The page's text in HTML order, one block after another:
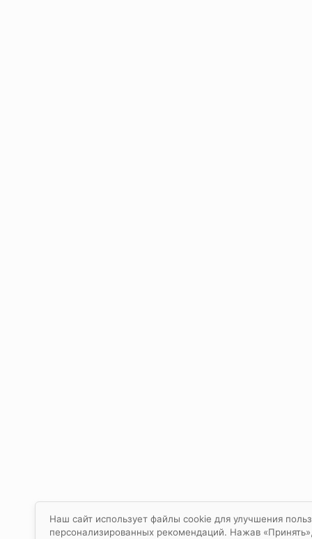
Наш сайт использует файлы cookie для улучшения
персонализированных рекомендаций. Нажав